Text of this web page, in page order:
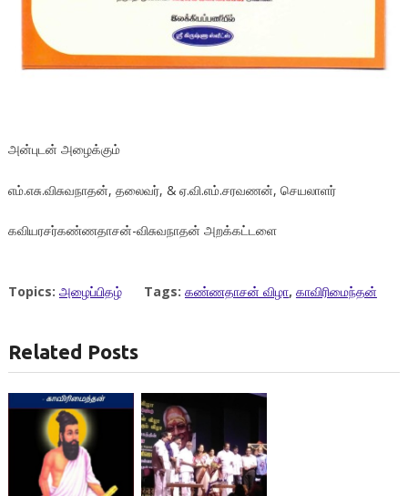
அன்புடன் அழைக்கும்
எம்.எசு.விசுவநாதன், தலைவர், & ஏ.வி.எம்.சரவணன், செயலாளர்
கவியரசர்கண்ணதாசன்-விசுவநாதன் அறக்கட்டளை
Topics: அழைப்பிதழ் Tags: கண்ணதாசன் விழா, காவிரிமைந்தன்
Related Posts